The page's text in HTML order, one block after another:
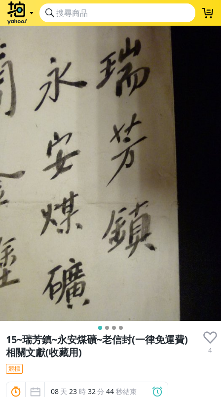
15~瑞芳鎮~永安煤礦~老信封(一律免運費)
相關文獻(收藏用)
4
競標
08 天 23 時 32分 42 秒結束